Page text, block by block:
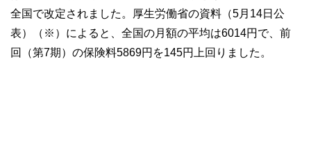
全国で改定されました。厚生労働省の資料（5月14日公
表）（※）によると、全国の月額の平均は6014円で、前
回（第7期）の保険料5869円を145円上回りました。